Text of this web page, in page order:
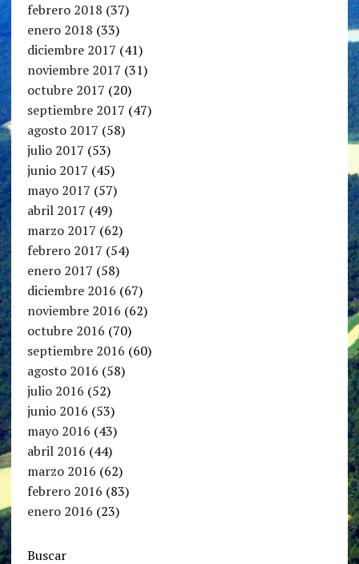
febrero 2018 (37)
enero 2018 (33)
diciembre 2017 (41)
noviembre 2017 (31)
octubre 2017 (20)
septiembre 2017 (47)
agosto 2017 (58)
julio 2017 (53)
junio 2017 (45)
mayo 2017 (57)
abril 2017 (49)
marzo 2017 (62)
febrero 2017 (54)
enero 2017 (58)
diciembre 2016 (67)
noviembre 2016 (62)
octubre 2016 (70)
septiembre 2016 (60)
agosto 2016 (58)
julio 2016 (52)
junio 2016 (53)
mayo 2016 (43)
abril 2016 (44)
marzo 2016 (62)
febrero 2016 (83)
enero 2016 (23)
Buscar